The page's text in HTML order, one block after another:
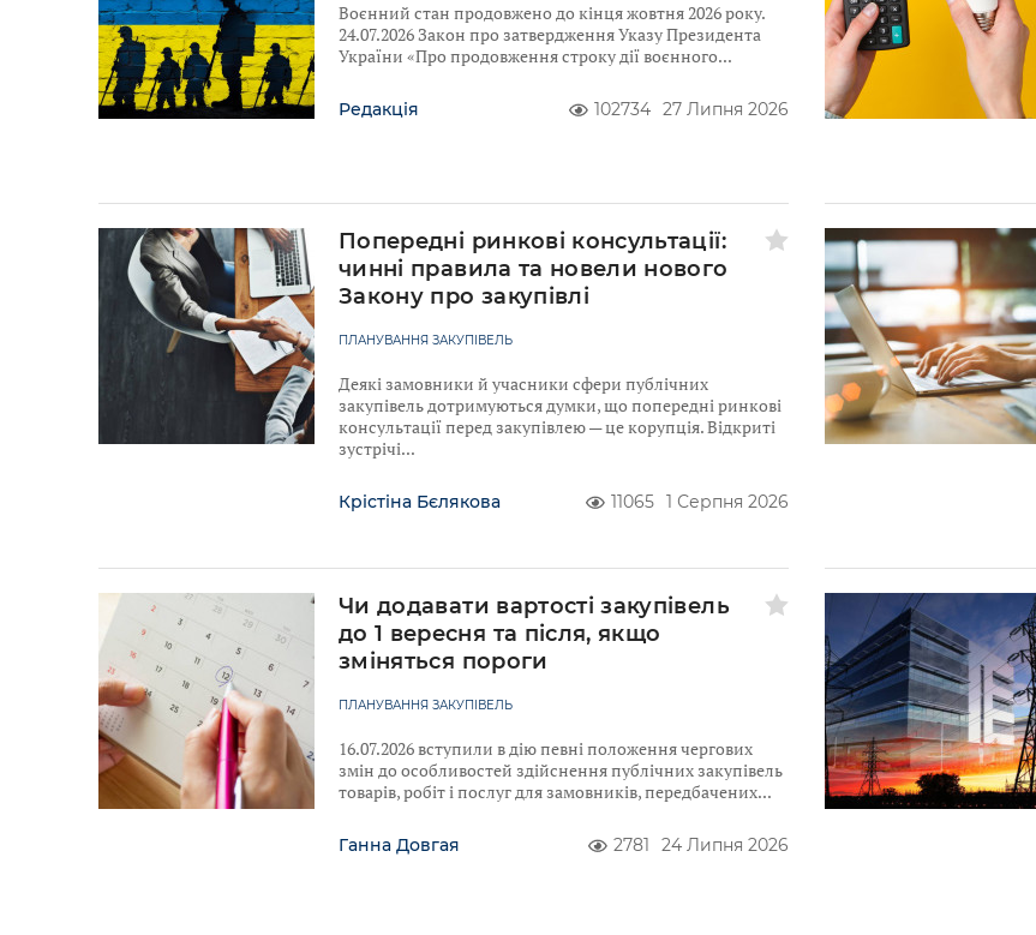
Воєнний стан продовжено до кінця жовтня 2026 року.
24.07.2026 Закон про затвердження Указу Президента
України «Про продовження строку дії воєнного
Редакція 102734 27 Липня 2026
Попередні ринкові консультації:
чинні правила та новели нового
Закону про закупівлі
ПЛАНУВАННЯ ЗАКУПІВЕЛЬ
Деякі замовники й учасники сфери публічних
закупівель дотримуються думки, що попередні ринкові
консультації перед закупівлею — це корупція. Відкриті
зустрічі
Крістіна Бєлякова 11065 1 Серпня 2026
Чи додавати вартості закупівель
до 1 вересня та після, якщо
зміняться пороги
ПЛАНУВАННЯ ЗАКУПІВЕЛЬ
16.07.2026 вступили в дію певні положення чергових
змін до особливостей здійснення публічних закупівель
товарів, робіт і послуг для замовників, передбачених
Ганна Довгая 2781 24 Липня 2026